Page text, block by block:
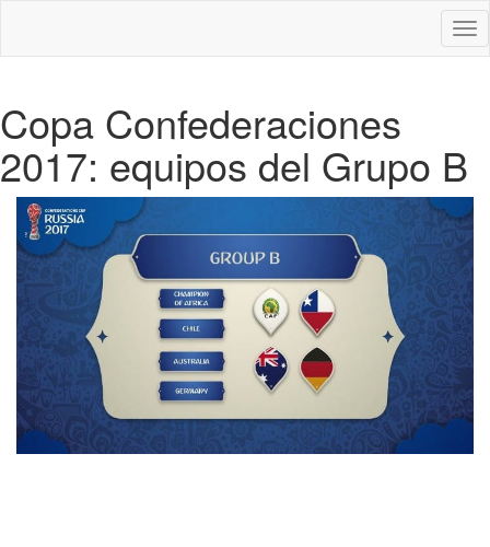
Copa Confederaciones
2017: equipos del Grupo B